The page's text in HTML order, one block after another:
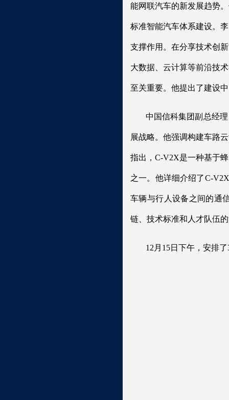
能网联汽车的新发展趋势
标准智能汽车体系建设。
支撑作用。在分享技术创
大数据、云计算等前沿技
至关重要。他提出了建设
中国信科集团副总经
展战略。他强调构建车路
指出，C-V2X是一种基于
之一。他详细介绍了C-
车辆与行人设备之间的通
链、技术标准和人才队伍
12月15日下午，安排